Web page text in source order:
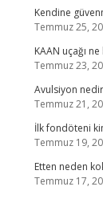
Kendine
Temmuz 25,
KAAN uçağı
Temmuz 23,
Avulsiyon
Temmuz 21,
İlk fondöteni
Temmuz 19,
Etten neden
Temmuz 17,